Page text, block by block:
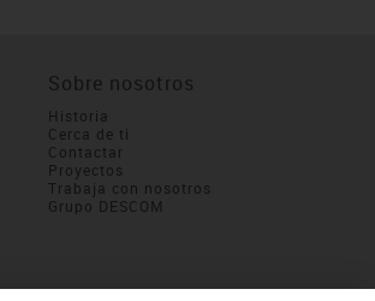
Sobre nosotros
Historia
Cerca de ti
Contactar
Proyectos
Trabaja con nosotros
Grupo DESCOM